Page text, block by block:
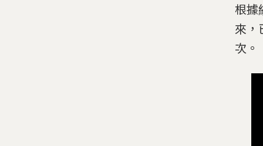
根據
來，
次。